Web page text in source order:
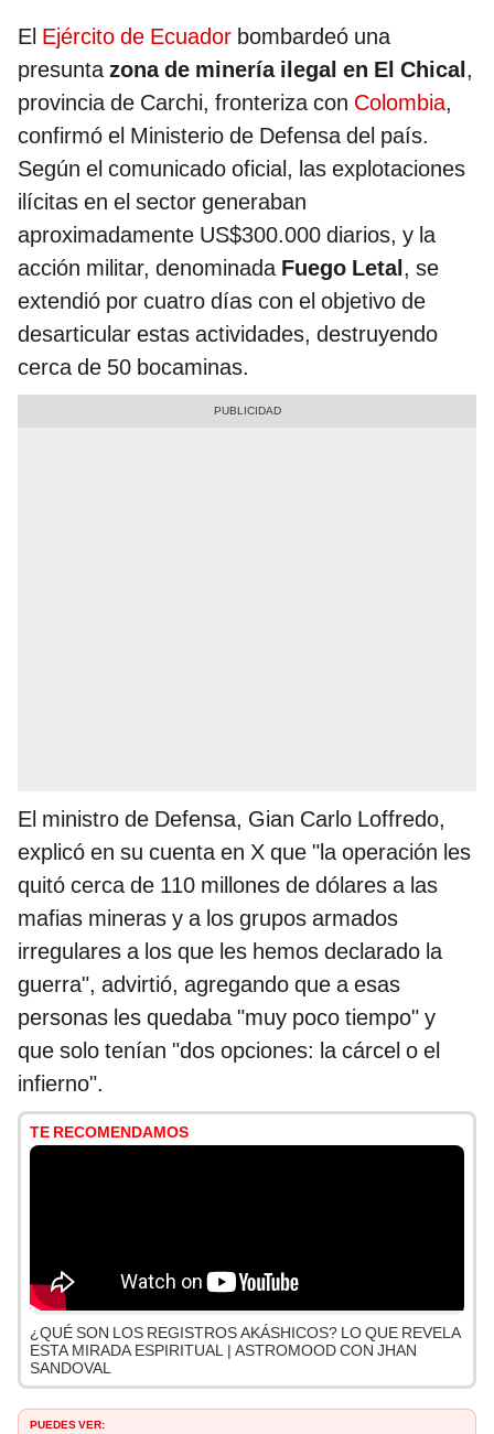
El Ejército de Ecuador bombardeó una
presuntazona de minería ilegal en El Chical,
provincia de Carchi, fronteriza con Colombia,
confirmó el Ministerio de Defensa del país.
Según el comunicado oficial, las explotaciones
ilícitas en el sector generaban
aproximadamente US$300.000 diarios, y la
acción militar, denominada Fuego Letal, se
extendió por cuatro días con el objetivo de
desarticular estas actividades, destruyendo
cerca de 50 bocaminas.
El ministro de Defensa, Gian Carlo Loffredo,
explicó en su cuenta en X que "la operación les
quitó cerca de 110 millones de dólares a las
mafias mineras y a los grupos armados
irregulares a los que les hemos declarado la
guerra", advirtió, agregando que a esas
personas les quedaba "muy poco tiempo" y
que solo tenían "dos opciones: la cárcel o el
infierno".
TE RECOMENDAMOS
¿QUÉ SON LOS REGISTROS AKÁSHICOS? LO QUE REVELA
ESTA MIRADA ESPIRITUAL | ASTROMOOD CON JHAN
SANDOVAL
PUEDES VER: